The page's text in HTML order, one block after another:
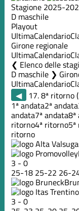
Stagione 2025-
D maschile
Playout
UltimaCalendario
Girone regionale
UltimaCalendario
Elenco delle
D maschile ❯
UltimaCalendario
◀
17. 8ª ritorno
1ª andata2ª andata
andata7ª andata
ritorno4ª ritorno
ritorno
3 -0
25-18 25-22 26-
3 -0